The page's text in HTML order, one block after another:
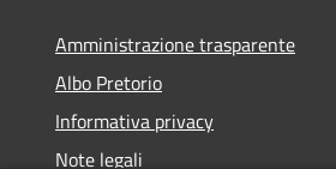
Amministrazione trasparente
Albo Pretorio
Informativa privacy
Note legali